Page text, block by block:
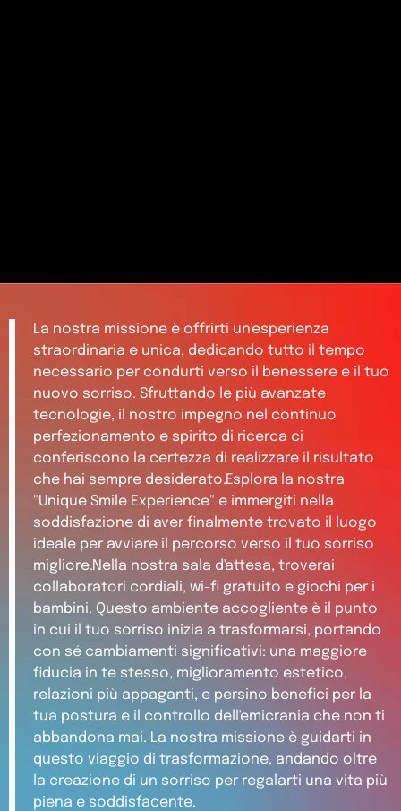
La nostra missione è offrirti un'esperienza
straordinaria e unica, dedicando tutto il tempo
necessario per condurti verso il benessere e il tuo
nuovo sorriso. Sfruttando le più avanzate
tecnologie, il nostro impegno nel continuo
perfezionamento e spirito di ricerca ci
conferiscono la certezza di realizzare il risultato
che hai sempre desiderato.Esplora la nostra
"Unique Smile Experience" e immergiti nella
soddisfazione di aver finalmente trovato il luogo
ideale per avviare il percorso verso il tuo sorriso
migliore.Nella nostra sala d'attesa, troverai
collaboratori cordiali, wi-fi gratuito e giochi per i
bambini. Questo ambiente accogliente è il punto
in cui il tuo sorriso inizia a trasformarsi, portando
con sé cambiamenti significativi: una maggiore
fiducia in te stesso, miglioramento estetico,
relazioni più appaganti, e persino benefici per la
tua postura e il controllo dell'emicrania che non ti
abbandona mai. La nostra missione è guidarti in
questo viaggio di trasformazione, andando oltre
la creazione di un sorriso per regalarti una vita più
piena e soddisfacente.